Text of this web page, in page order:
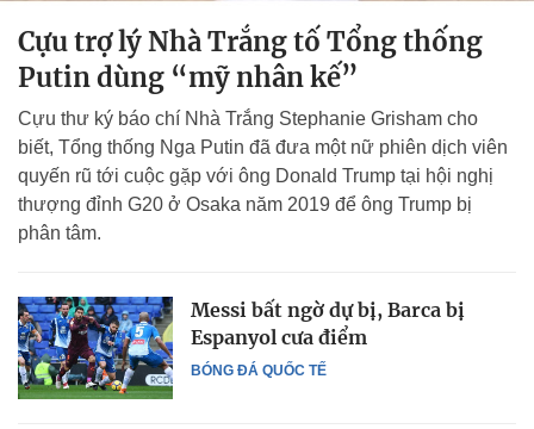
Cựu trợ lý Nhà Trắng tố Tổng thống
Putin dùng “mỹ nhân kế”
Cựu thư ký báo chí Nhà Trắng Stephanie Grisham cho
biết, Tổng thống Nga Putin đã đưa một nữ phiên dịch viên
quyến rũ tới cuộc gặp với ông Donald Trump tại hội nghị
thượng đỉnh G20 ở Osaka năm 2019 để ông Trump bị
phân tâm.
BÓNG ĐÁ QUỐC TẾ
Messi bất ngờ dự bị, Barca bị
Espanyol cưa điểm